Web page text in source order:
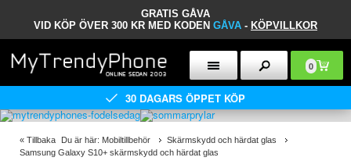
GRATIS GÅVA
VID KÖP ÖVER 300 KR MED KODEN GÅVA - KÖPVILLKOR
0
30 DAGARS ÖPPET KÖP
« Tillbaka Du är här: Mobiltillbehör
Skärmskydd och härdat glas
Samsung Galaxy S10+ skärmskydd och härdat glas